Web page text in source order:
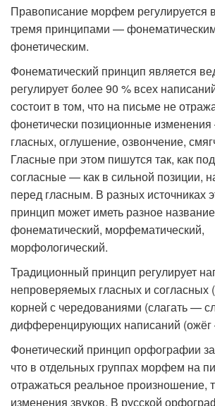
Правописание морфем регулируется
тремя принципами —
фонетическим.
Фонематический принцип является
регулирует более 90 % всех
состоит в том, что на письме не
фонетически позиционные
гласных, оглушение, озвончение,
Гласные при этом пишутся так, как
согласные — как в сильной позиции,
перед гласным. В разных источниках
принцип может иметь разное
фонематический, морфематический,
морфологический.
Традиционный принцип регулирует
непроверяемых гласных и согласных
корней с чередованиями (слагать —
дифференцирующих написаний
Фонетический принцип орфографии
что в отдельных группах морфем на
отражаться реальное произношение,
изменения звуков. В русской